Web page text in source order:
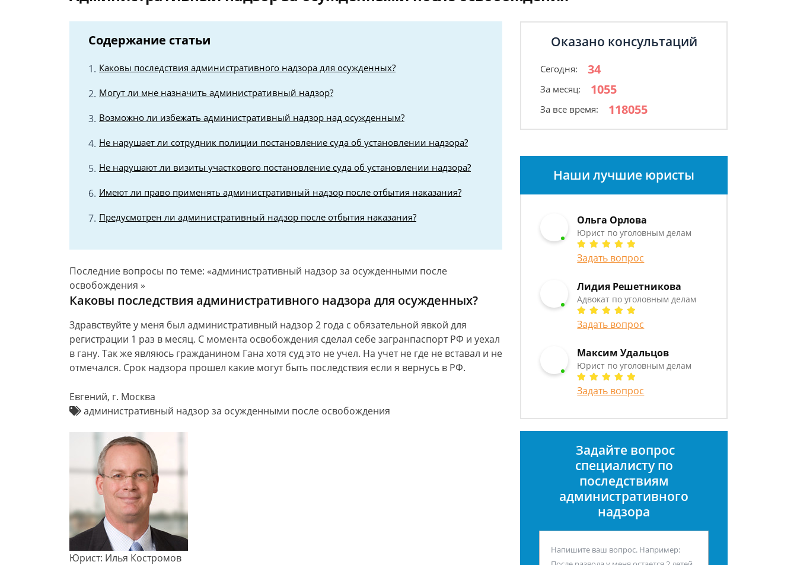
Содержание статьи
Каковы последствия административного надзора для осужденных?
Могут ли мне назначить административный надзор?
Возможно ли избежать административный надзор над осужденным?
Не нарушает ли сотрудник полиции постановление суда об установлении надзора?
Не нарушают ли визиты участкового постановление суда об установлении надзора?
Имеют ли право применять административный надзор после отбытия наказания?
Предусмотрен ли административный надзор после отбытия наказания?
Последние вопросы по теме: «административный надзор за осужденными после
освобождения »
Каковы последствия административного надзора для осужденных?
Здравствуйте у меня был административный надзор 2 года с обязательной явкой для
регистрации 1 раз в месяц. С момента освобождения сделал себе загранпаспорт РФ и уехал
в гану. Так же являюсь гражданином Гана хотя суд это не учел. На учет не где не вставал и не
отмечался. Срок надзора прошел какие могут быть последствия если я вернусь в РФ.
Евгений, г. Москва
административный надзор за осужденными после освобождения
Юрист: Илья Костромов
Оказано консультаций
Сегодня: 34
За месяц: 1055
За все время: 118055
Наши лучшие юристы
Ольга Орлова
Юрист по уголовным делам
Задать вопрос
Лидия Решетникова
Адвокат по уголовным делам
Задать вопрос
Максим Удальцов
Юрист по уголовным делам
Задать вопрос
Задайте вопрос
специалисту по
последствиям
административного
надзора